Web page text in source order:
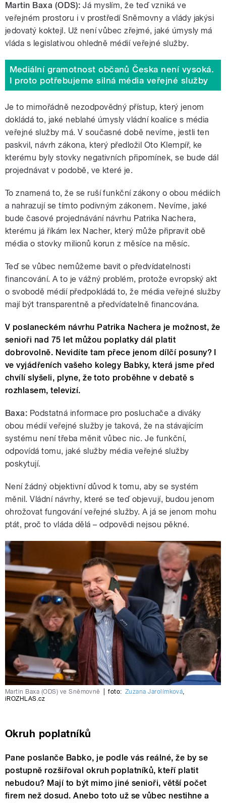
Martin Baxa (ODS): Já myslím, že teď vzniká ve
veřejném prostoru i v prostředí Sněmovny a vlády jakýsi
jedovatý koktejl. Už není vůbec zřejmé, jaké úmysly má
vláda s legislativou ohledně médií veřejné služby.
Mediální gramotnost občanů Česka není vysoká.
I proto potřebujeme silná média veřejné služby
Je to mimořádně nezodpovědný přístup, který jenom
dokládá to, jaké neblahé úmysly vládní koalice s média
veřejné služby má. V současné době nevíme, jestli ten
paskvil, návrh zákona, který předložil Oto Klempíř, ke
kterému byly stovky negativních připomínek, se bude dál
projednávat v podobě, ve které je.
To znamená to, že se ruší funkční zákony o obou médiích
a nahrazují se tímto podivným zákonem. Nevíme, jaké
bude časové projednávání návrhu Patrika Nachera,
kterému já říkám lex Nacher, který může připravit obě
média o stovky milionů korun z měsíce na měsíc.
Teď se vůbec nemůžeme bavit o předvídatelnosti
financování. A to je vážný problém, protože evropský akt
o svobodě médií předpokládá to, že média veřejné služby
mají být transparentně a předvídatelně financována.
V poslaneckém návrhu Patrika Nachera je možnost, že
senioři nad 75 let můžou poplatky dál platit
dobrovolně. Nevidíte tam přece jenom dílčí posuny? I
ve vyjádřeních vašeho kolegy Babky, která jsme před
chvílí slyšeli, plyne, že toto proběhne v debatě s
rozhlasem, televizí.
Baxa: Podstatná informace pro posluchače a diváky
obou médií veřejné služby je taková, že na stávajícím
systému není třeba měnit vůbec nic. Je funkční,
odpovídá tomu, jaké služby média veřejné služby
poskytují.
Není žádný objektivní důvod k tomu, aby se systém
měnil. Vládní návrhy, které se teď objevují, budou jenom
ohrožovat fungování veřejné služby. A já se jenom mohu
ptát, proč to vláda dělá – odpovědi nejsou pěkné.
Martin Baxa (ODS) ve Sněmovně foto: Zuzana Jarolímková,
iROZHLAS.cz
Okruh poplatníků
Pane poslanče Babko, je podle vás reálné, že by se
postupně rozšiřoval okruh poplatníků, kteří platit
nebudou? Mají to být mimo jiné senioři, větší počet
firem než dosud. Anebo toto už se vůbec nestihne a